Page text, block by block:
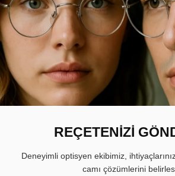
REÇETENİZİ
Deneyimli optisyen ekibimiz,
camı çözümlerini